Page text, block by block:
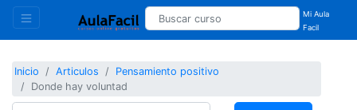
Mi Aula
Facil
Inicio Articulos
Pensamiento positivo
Donde hay voluntad